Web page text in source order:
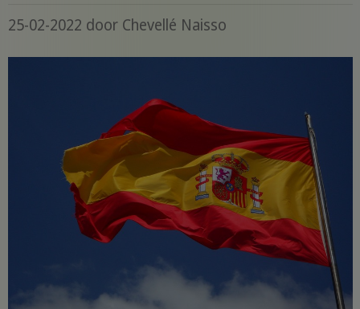
25-02-2022 door Chevellé Naisso